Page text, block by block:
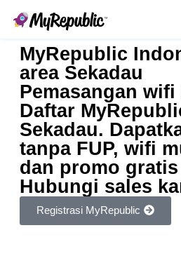
MyRepublic
area Sekadau
Pemasangan wifi
Daftar
Sekadau.
tanpa FUP, wifi
dan promo
Hubungi sales
Registrasi MyRepublic